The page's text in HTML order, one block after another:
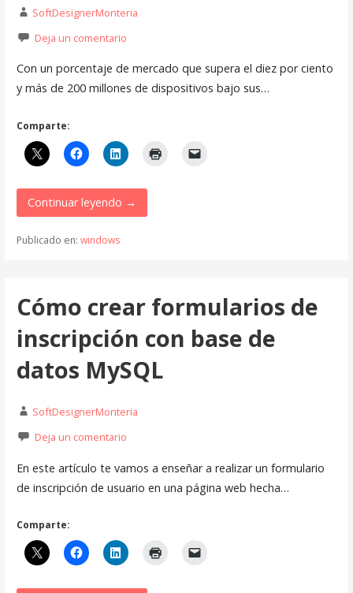
SoftDesignerMonteria
Deja un comentario
Con un porcentaje de mercado que supera el diez por ciento
y más de 200 millones de dispositivos bajo sus…
Comparte:
Continuar leyendo →
Publicado en: windows
Cómo crear formularios de
inscripción con base de
datos MySQL
SoftDesignerMonteria
Deja un comentario
En este artículo te vamos a enseñar a realizar un formulario
de inscripción de usuario en una página web hecha…
Comparte: